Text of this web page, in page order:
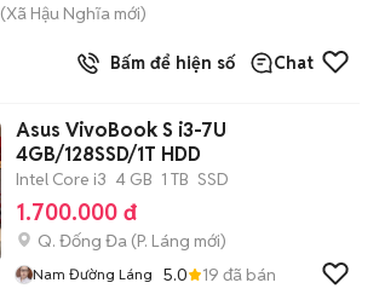
(Xã Hậu Nghĩa mới)
Bấm để hiện số Chat
Asus VivoBook S i3-7U
4GB/128SSD/1T HDD
Intel Core i3 4 GB 1 TB SSD
1.700.000 đ
Q. Đống Đa (P. Láng mới)
Nam Đường Láng 5.0 19 đã bán